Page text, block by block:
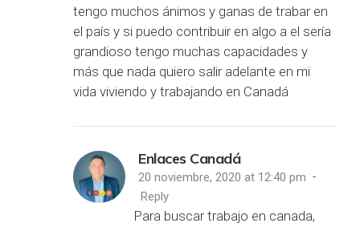
tengo muchos ánimos y ganas de trabar en
el país y si puedo contribuir en algo a el sería
grandioso tengo muchas capacidades y
más que nada quiero salir adelante en mi
vida viviendo y trabajando en Canadá
Enlaces Canadá
20 noviembre, 2020 at 12:40 pm -
Reply
Para buscar trabajo en canada,